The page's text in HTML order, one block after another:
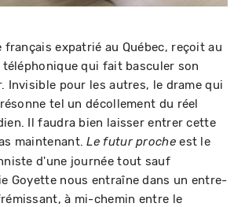
expatrié au Québec, reçoit au
qui fait basculer son
Invisible pour les autres, le drame qui
tel un décollement du réel
Il faudra bien laisser entrer cette
maintenant.Le futur procheest le
d'une journée tout sauf
Goyette nous entraîne dans un entre-
à mi-chemin entre le